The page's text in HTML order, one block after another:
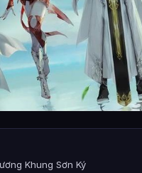
Khung Sơn Ký